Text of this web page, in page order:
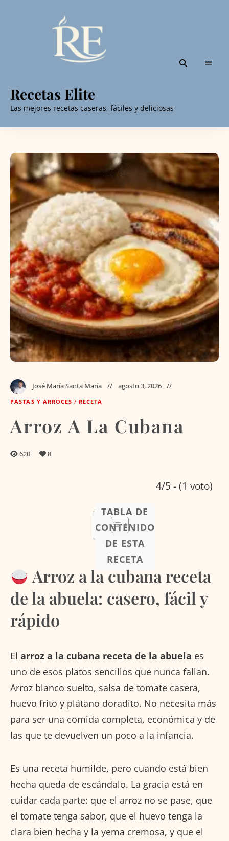
Recetas Elite
Las mejores recetas caseras, fáciles y deliciosas
José María Santa María agosto 3, 2026
PASTAS Y ARROCES / RECETA
Arroz A La Cubana
620 8
4/5 - (1 voto)
TABLA DE
CONTENIDO
DE ESTA
RECETA
Arroz a la cubana receta
de la abuela: casero, fácil y
rápido
El arroz a la cubana receta de la abuela es
uno de esos platos sencillos que nunca fallan.
Arroz blanco suelto, salsa de tomate casera,
huevo frito y plátano doradito. No necesita más
para ser una comida completa, económica y de
las que te devuelven un poco a la infancia.
Es una receta humilde, pero cuando está bien
hecha queda de escándalo. La gracia está en
cuidar cada parte: que el arroz no se pase, que
el tomate tenga sabor, que el huevo tenga la
clara bien hecha y la yema cremosa, y que el